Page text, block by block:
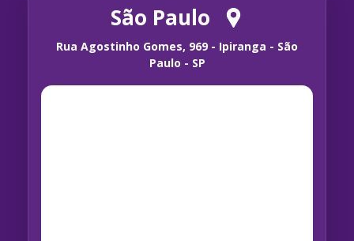
São Paulo
Rua Agostinho Gomes, 969 - Ipiranga - São
Paulo - SP